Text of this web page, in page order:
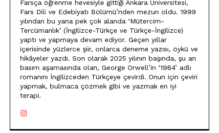
Farsça öğrenme hevesiyle gittiği Ankara Üniversitesi,
Fars Dili ve Edebiyatı Bölümü’nden mezun oldu. 1999
yılından bu yana pek çok alanda ‘Mütercim-
Tercümanlık’ (İngilizce-Türkçe ve Türkçe-İngilizce)
yaptı ve yapmaya devam ediyor. Geçen yıllar
içerisinde yüzlerce şiir, onlarca deneme yazısı, öykü ve
hikâyeler yazdı. Son olarak 2025 yılının başında, şu an
basım aşamasında olan, George Orwell’in ‘1984’ adlı
romanını İngilizceden Türkçeye çevirdi. Onun için çeviri
yapmak, bulmaca çözmek gibi ve yazmak en iyi
terapi.